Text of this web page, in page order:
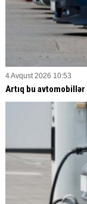
4 Avqust 2026 10:53
Artıq bu avtomobillər